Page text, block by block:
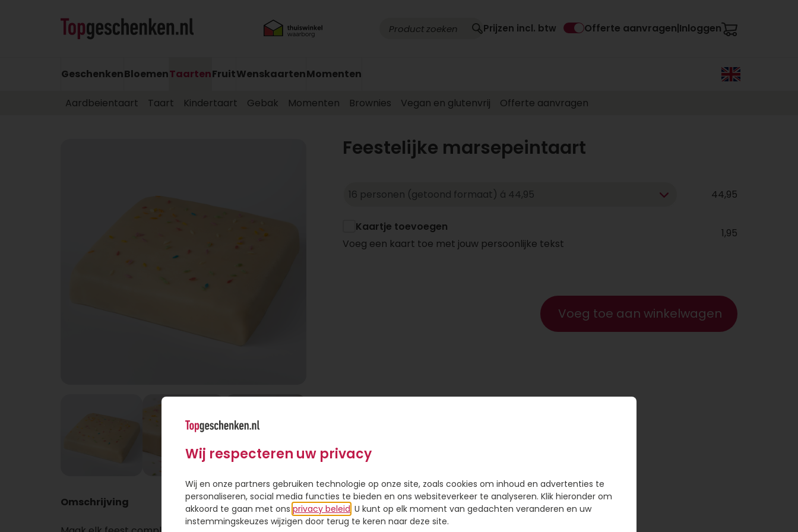
Prijzen incl. btw Offerte aanvragen Inloggen
GeschenkenBloemenTaartenFruitWenskaartenMomenten
Aardbeientaart Taart Kindertaart Gebak Momenten Brownies Vegan en glutenvrij Offerte aanvragen
Omschrijving
Feestelijke marsepeintaart
44,95
Kaartje toevoegen
Voeg een kaart toe met jouw persoonlijke tekst
1,95
Voeg toe aan winkelwagen
Wij respecteren uw privacy
Wij en onze partners gebruiken technologie op onze site, zoals cookies om inhoud en advertenties te
personaliseren, social media functies te bieden en ons websiteverkeer te analyseren. Klik hieronder om
akkoord te gaan met ons privacy beleid . U kunt op elk moment van gedachten veranderen en uw
instemmingskeuzes wijzigen door terug te keren naar deze site.